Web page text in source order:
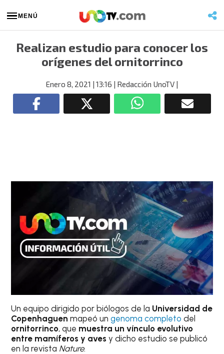
MENÚ
Realizan estudio para conocer los
orígenes del ornitorrinco
Enero 8, 2021 | 13:16 | Redacción UnoTV |
Un equipo dirigido por biólogos de la Universidad de
Copenhaguen mapeó ungenoma completo del
ornitorrinco, que muestra un vínculo evolutivo
entre mamíferos y aves y dicho estudio se publicó
en la revista Nature.